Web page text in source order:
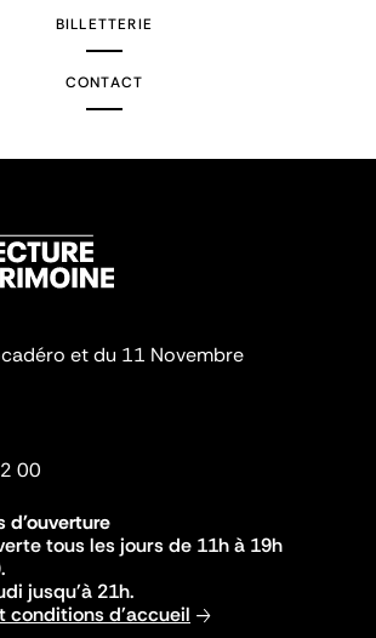
BILLETTERIE
CONTACT
et du 11 Novembre
00
d'ouverture
tous les jours de 11h à 19h
jusqu'à 21h.
conditions d'accueil